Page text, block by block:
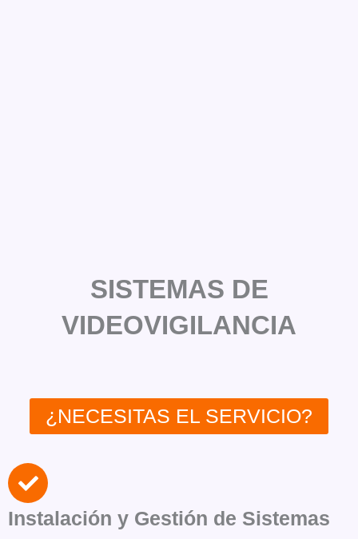
SISTEMAS DE
VIDEOVIGILANCIA
¿NECESITAS EL SERVICIO?
Instalación y Gestión de Sistemas